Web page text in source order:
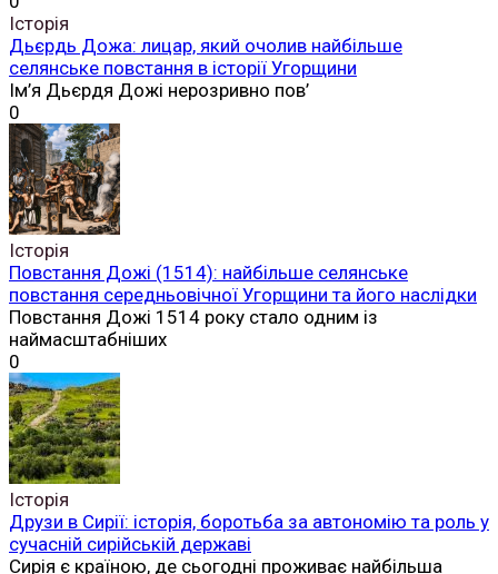
Історія
Дьєрдь Дожа: лицар, який очолив найбільше
селянське повстання в історії Угорщини
Ім’я Дьєрдя Дожі нерозривно пов’
0
Історія
Повстання Дожі (1514): найбільше селянське
повстання середньовічної Угорщини та його наслідки
Повстання Дожі 1514 року стало одним із
наймасштабніших
0
Історія
Друзи в Сирії: історія, боротьба за автономію та роль у
сучасній сирійській державі
Сирія є країною, де сьогодні проживає найбільша